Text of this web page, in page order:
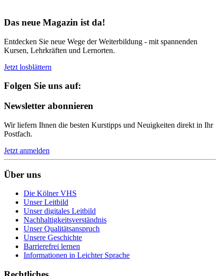
Das neue Magazin ist da!
Entdecken Sie neue Wege der Weiterbildung - mit spannenden
Kursen, Lehrkräften und Lernorten.
Jetzt losblättern
Folgen Sie uns auf:
Newsletter abonnieren
Wir liefern Ihnen die besten Kurstipps und Neuigkeiten direkt in Ihr
Postfach.
Jetzt anmelden
Über uns
Die Kölner VHS
Unser Leitbild
Unser digitales Leitbild
Nachhaltigkeitsverständnis
Unser Qualitätsanspruch
Unsere Geschichte
Barrierefrei lernen
Informationen in Leichter Sprache